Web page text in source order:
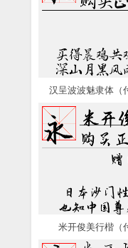
汉呈波波魅隶体（
米开俊美行楷（